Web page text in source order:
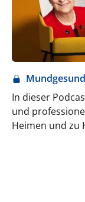
In dieser
und
Heimen und zu